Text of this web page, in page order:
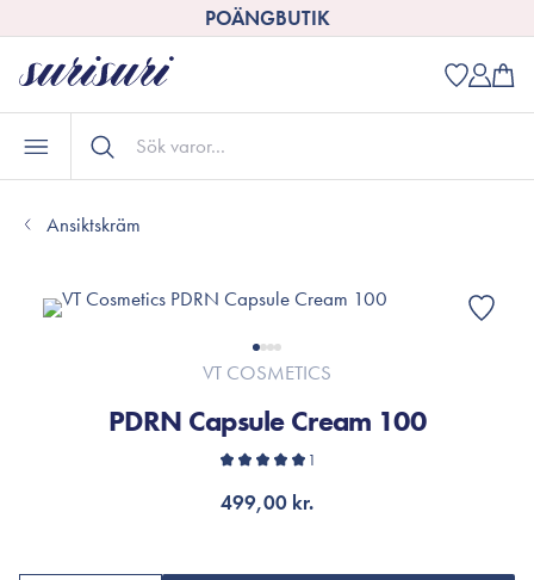
POÄNGBUTIK
Ansiktskräm
VT COSMETICS
PDRN Capsule Cream 100
1
499,00 kr.